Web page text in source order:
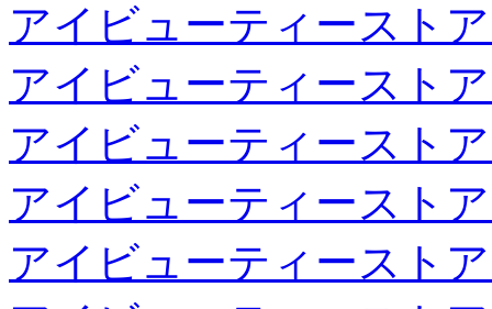
アイビューティースト
アイビューティースト
アイビューティースト
アイビューティースト
アイビューティースト